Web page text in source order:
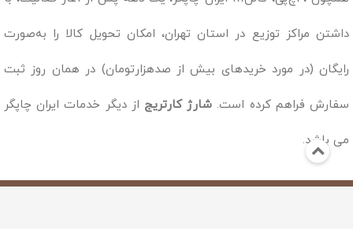
داشتن مراکز توزیع در استان تهران، امکان تحویل کالا را به‌صورت
رایگان (در مورد خریدهای بیش از صدهزارتومان) در همان روز ثبت
سفارش فراهم کرده است. شارژ کارتریج از دیگر خدمات ایران چاپگر
می باشد.